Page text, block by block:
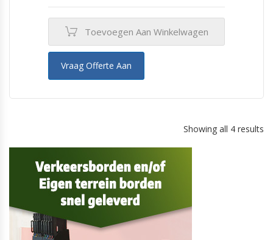
Toevoegen Aan Winkelwagen
Vraag Offerte Aan
Showing all 4 results